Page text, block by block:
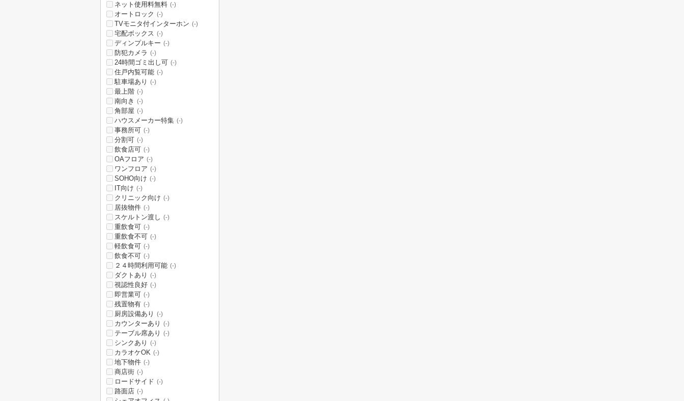
ネット使用料無料 (-)
オートロック (-)
TVモニタ付インターホン (-)
宅配ボックス (-)
ディンプルキー (-)
防犯カメラ (-)
24時間ゴミ出し可 (-)
住戸内覧可能 (-)
駐車場あり (-)
最上階 (-)
南向き (-)
角部屋 (-)
ハウスメーカー特集 (-)
事務所可 (-)
分割可 (-)
飲食店可 (-)
OAフロア (-)
ワンフロア (-)
SOHO向け (-)
IT向け (-)
クリニック向け (-)
居抜物件 (-)
スケルトン渡し (-)
重飲食可 (-)
重飲食不可 (-)
軽飲食可 (-)
飲食不可 (-)
２４時間利用可能 (-)
ダクトあり (-)
視認性良好 (-)
即営業可 (-)
残置物有 (-)
厨房設備あり (-)
カウンターあり (-)
テーブル席あり (-)
シンクあり (-)
カラオケOK (-)
地下物件 (-)
商店街 (-)
ロードサイド (-)
路面店 (-)